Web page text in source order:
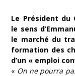
Le Président du
le sens
le marché du
formation des
d’un « emploi
« On ne pourra